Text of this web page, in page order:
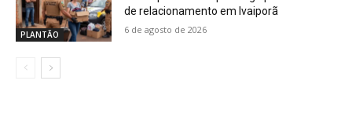
PLANTÃO
de relacionamento em Ivaiporã
6 de agosto de 2026